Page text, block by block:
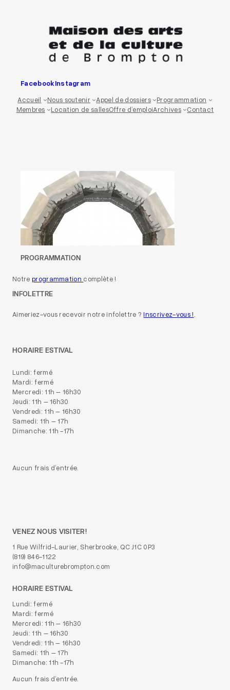
FacebookInstagram
Accueil
Nous soutenir Appel de dossiers
Programmation
Membres
Location de sallesOffre d’emploiArchives Contact
PROGRAMMATION
Notre programmation complète !
INFOLETTRE
Aimeriez-vous recevoir notre infolettre ?Inscrivez-vous !.
HORAIRE ESTIVAL
Lundi: fermé
Mardi: fermé
Mercredi: 11h – 16h30
Jeudi: 11h – 16h30
Vendredi: 11h – 16h30
Samedi: 11h – 17h
Dimanche: 11h -17h
Aucun frais d’entrée.
VENEZ NOUS VISITER!
1 Rue Wilfrid-Laurier, Sherbrooke, QC J1C 0P3
(819) 846-1122
info@maculturebrompton.com
HORAIRE ESTIVAL
Lundi: fermé
Mardi: fermé
Mercredi: 11h – 16h30
Jeudi: 11h – 16h30
Vendredi: 11h – 16h30
Samedi: 11h – 17h
Dimanche: 11h -17h
Aucun frais d’entrée.